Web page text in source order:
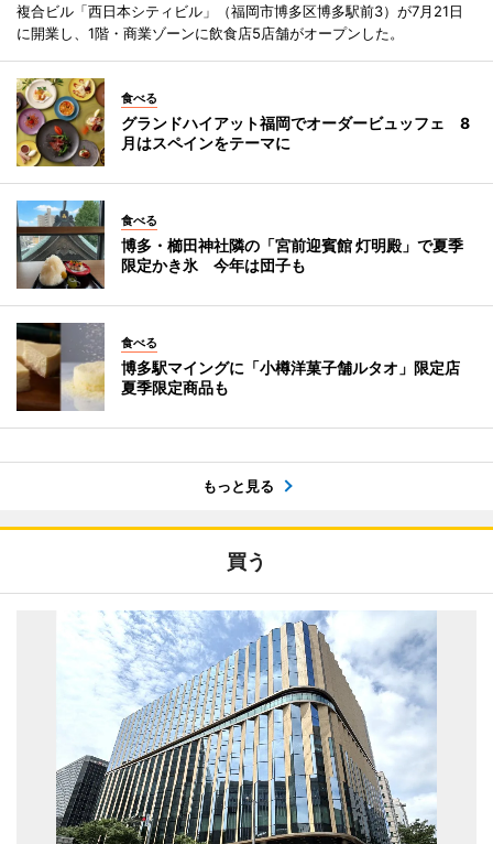
複合ビル「西日本シティビル」（福岡市博多区博多駅前3）が7月21日
に開業し、1階・商業ゾーンに飲食店5店舗がオープンした。
食べる
グランドハイアット福岡でオーダービュッフェ 8
月はスペインをテーマに
食べる
博多・櫛田神社隣の「宮前迎賓館 灯明殿」で夏季
限定かき氷 今年は団子も
食べる
博多駅マイングに「小樽洋菓子舗ルタオ」限定店
夏季限定商品も
もっと見る
買う